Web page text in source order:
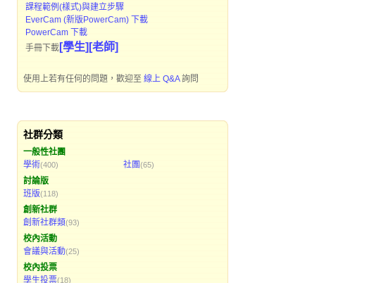
課程範例(樣式)與建立步驟
EverCam (新版PowerCam) 下載
PowerCam 下載
手冊下載 [學生] [老師]
使用上若有任何的問題，歡迎至 線上 Q&A詢問
社群分類
一般性社團
學術(400) 社團(65)
討論版
班版(118)
創新社群
創新社群類(93)
校內活動
會議與活動(25)
校內投票
學生投票(18)